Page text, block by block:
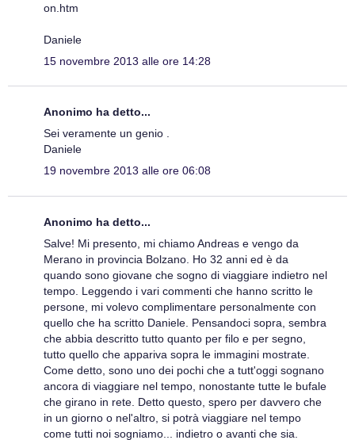
on.htm
Daniele
15 novembre 2013 alle ore 14:28
Anonimo ha detto...
Sei veramente un genio .
Daniele
19 novembre 2013 alle ore 06:08
Anonimo ha detto...
Salve! Mi presento, mi chiamo Andreas e vengo da
Merano in provincia Bolzano. Ho 32 anni ed è da
quando sono giovane che sogno di viaggiare indietro nel
tempo. Leggendo i vari commenti che hanno scritto le
persone, mi volevo complimentare personalmente con
quello che ha scritto Daniele. Pensandoci sopra, sembra
che abbia descritto tutto quanto per filo e per segno,
tutto quello che appariva sopra le immagini mostrate.
Come detto, sono uno dei pochi che a tutt'oggi sognano
ancora di viaggiare nel tempo, nonostante tutte le bufale
che girano in rete. Detto questo, spero per davvero che
in un giorno o nel'altro, si potrà viaggiare nel tempo
come tutti noi sogniamo... indietro o avanti che sia.